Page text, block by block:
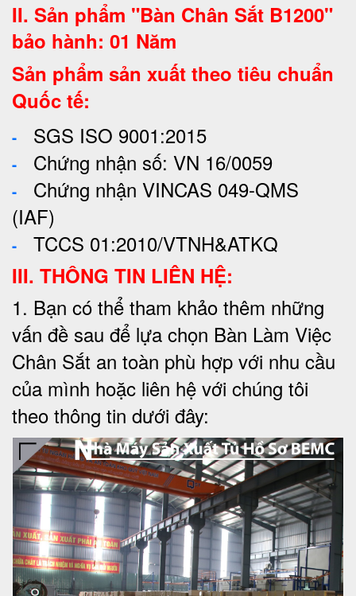
II. Sản phẩm "Bàn Chân Sắt B1200"
bảo hành: 01 Năm
Sản phẩm sản xuất theo tiêu chuẩn
Quốc tế:
- SGS ISO 9001:2015
- Chứng nhận số: VN 16/0059
-
Chứng nhận VINCAS 049-QMS
(IAF)
- TCCS 01:2010/VTNH&ATKQ
III. THÔNG TIN LIÊN HỆ:
1. Bạn có thể tham khảo thêm những
vấn đề sau để lựa chọn Bàn Làm Việc
Chân Sắt an toàn phù hợp với nhu cầu
của mình hoặc liên hệ với chúng tôi
theo thông tin dưới đây: